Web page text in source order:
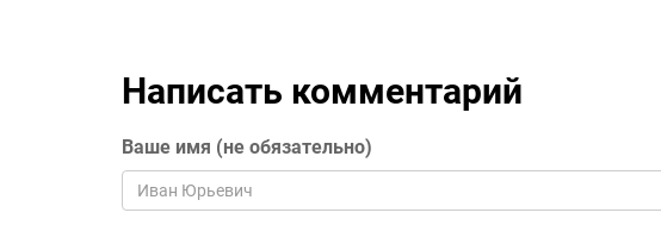
Написать комментарий
Ваше имя (не обязательно)